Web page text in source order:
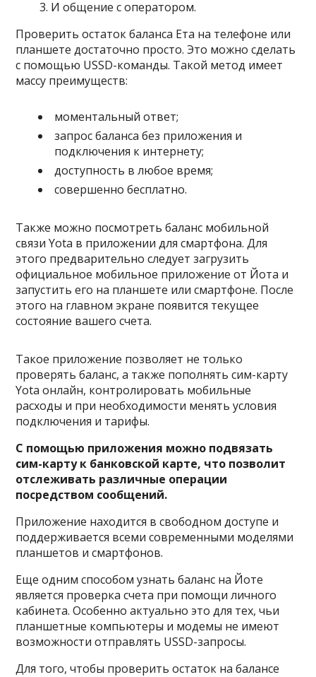
И общение с оператором.
Проверить остаток баланса Ета на телефоне или
планшете достаточно просто. Это можно сделать
с помощью USSD-команды. Такой метод имеет
массу преимуществ:
моментальный ответ;
запрос баланса без приложения и
подключения к интернету;
доступность в любое время;
совершенно бесплатно.
Также можно посмотреть баланс мобильной
связи Yota в приложении для смартфона. Для
этого предварительно следует загрузить
официальное мобильное приложение от Йота и
запустить его на планшете или смартфоне. После
этого на главном экране появится текущее
состояние вашего счета.
Такое приложение позволяет не только
проверять баланс, а также пополнять сим-карту
Yota онлайн, контролировать мобильные
расходы и при необходимости менять условия
подключения и тарифы.
С помощью приложения можно подвязать
сим-карту к банковской карте, что позволит
отслеживать различные операции
посредством сообщений.
Приложение находится в свободном доступе и
поддерживается всеми современными моделями
планшетов и смартфонов.
Еще одним способом узнать баланс на Йоте
является проверка счета при помощи личного
кабинета. Особенно актуально это для тех, чьи
планшетные компьютеры и модемы не имеют
возможности отправлять USSD-запросы.
Для того, чтобы проверить остаток на балансе